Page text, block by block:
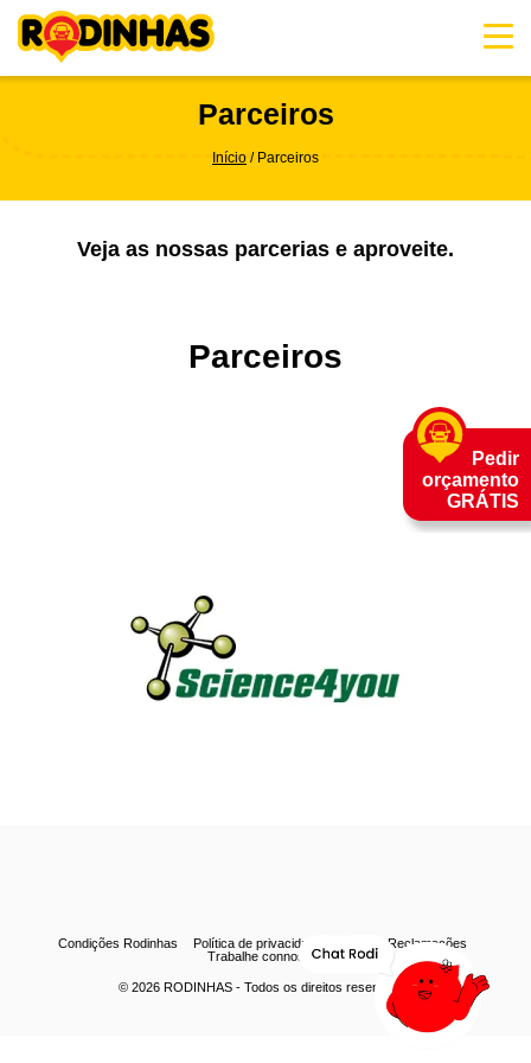
content
Parceiros
Início Parceiros
Veja as nossas parcerias e aproveite.
Parceiros
© 2026 RODINHAS - Todos os direitos reservados
Condições Rodinhas Política de privacidade
Livro de Reclamações
Trabalhe connosco
Pedir
orçamento
GRÁTIS